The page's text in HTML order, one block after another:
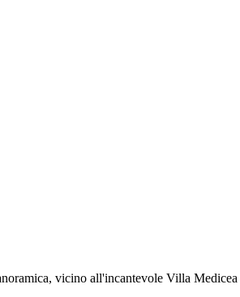
vicino all'incantevole Villa